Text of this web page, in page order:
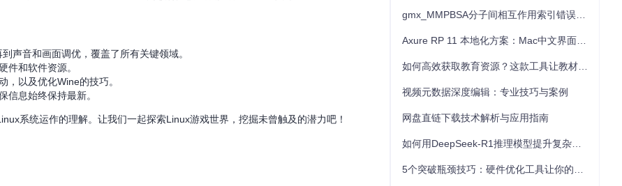
声音和画面调优，覆盖了所有关键领域。
件和软件资源。
，以及优化Wine的技巧。
信息始终保持最新。
系统运作的理解。让我们一起探索Linux游戏世界，挖掘未曾触及的潜力吧！
视频元数据深度编辑：专业技巧与案例
网盘直链下载技术解析与应用指南